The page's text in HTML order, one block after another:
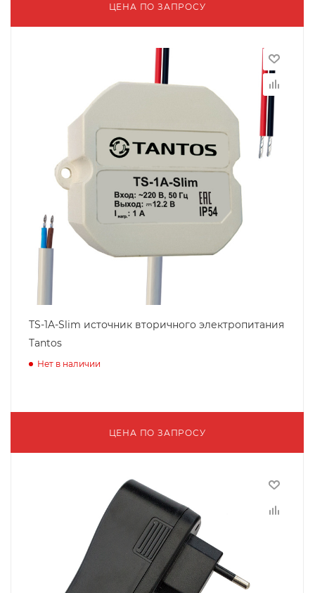
ЦЕНА ПО ЗАПРОСУ
TS-1A-Slim источник вторичного электропитания
Tantos
Нет в наличии
ЦЕНА ПО ЗАПРОСУ